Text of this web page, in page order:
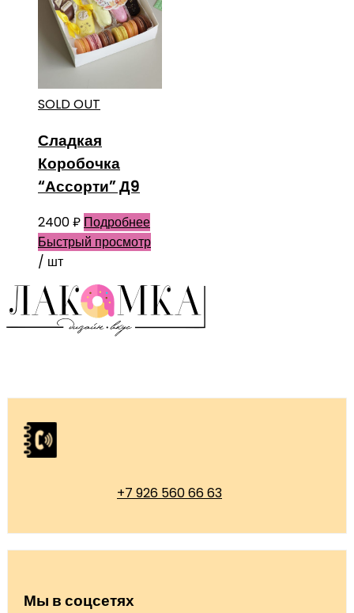
SOLD OUT
Сладкая
Коробочка
“Ассорти” Д9
2400₽ Подробнее
Быстрый просмотр
/ шт
+7 926 560 66 63
Мы в соцсетях